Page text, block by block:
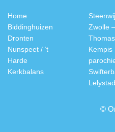
Home
Biddinghuizen
Dronten
Nunspeet / ’t
Harde
Kerkbalans
Zwolle –
Kempis
Lelystad
©